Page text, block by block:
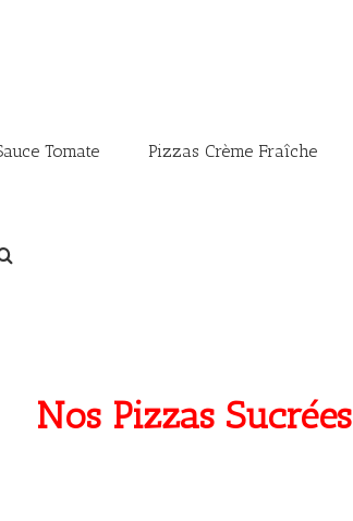
Tomate Pizzas Crème Fraîche
Nos Pizzas